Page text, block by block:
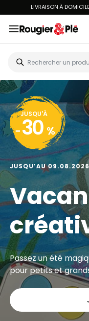
LIVRAISON À
JUSQU'À
- 30 %
JUSQU’AU 09.08.2026
Passez un été
pour petits et